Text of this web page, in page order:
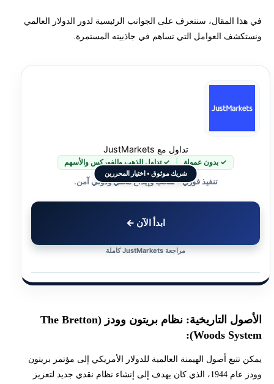
في هذا المقال، سنتعرف على الجوانب الرئيسية لدور الدولار العالمي
ونستكشف العوامل التي تساهم في جاذبيته المستمرة.
شريك موثوق • اختيار المحررين
تداول مع JustMarkets
✓ بدون عمولة ✓ تداول الذهب والفوركس والأسهم
تنفيذ فوري • سحب وإيداع محلي ودولي آمن.
ابدأ الآن ←
مراجعة JustMarkets كاملة
الأصول التاريخية: نظام بريتون وودز (The Bretton
Woods System):
يمكن تتبع أصول الهيمنة العالمية للدولار الأمريكي إلى مؤتمر بريتون
وودز عام 1944، الذي كان يهدف إلى إنشاء نظام نقدي جديد لتعزيز